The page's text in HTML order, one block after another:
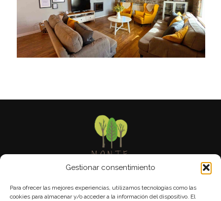
Gestionar consentimiento
Para ofrecer las mejores experiencias, utilizamos tecnologías como las
cookies para almacenar y/o acceder a la información del dispositivo. El
C/ El Dosal 51 • 39213 Suano • CANTABRIA